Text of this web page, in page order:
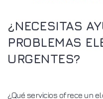
¿NECESITAS
PROBLEMAS
URGENTES?
¿Qué servicios ofrece un